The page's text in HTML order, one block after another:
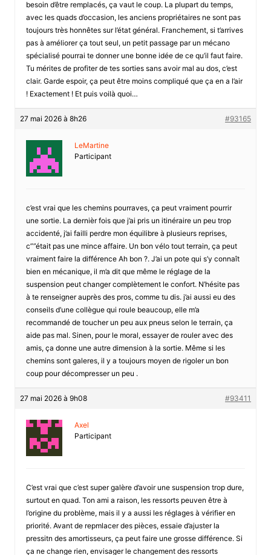
besoin d’être remplacés, ça vaut le coup. La plupart du temps,
avec les quads d’occasion, les anciens propriétaires ne sont pas
toujours très honnêtes sur l’état général. Franchement, si t’arrives
pas à améliorer ça tout seul, un petit passage par un mécano
spécialisé pourrai te donner une bonne idée de ce qu’il faut faire.
Tu mérites de profiter de tes sorties sans avoir mal au dos, c’est
clair. Garde espoir, ça peut être moins compliqué que ça en a l’air
! Exactement ! Et puis voilà quoi…
27 mai 2026 à 8h26 #93165
LeMartine
Participant
c’est vrai que les chemins pourraves, ça peut vraiment pourrir
une sortie. La dernièr fois que j’ai pris un itinéraire un peu trop
accidenté, j’ai failli perdre mon équilibre à plusieurs reprises,
c””était pas une mince affaire. Un bon vélo tout terrain, ça peut
vraiment faire la différence Ah bon ?. J’ai un pote qui s’y connaît
bien en mécanique, il m’a dit que même le réglage de la
suspension peut changer complètement le confort. N’hésite pas
à te renseigner auprès des pros, comme tu dis. j’ai aussi eu des
conseils d’une collègue qui roule beaucoup, elle m’a
recommandé de toucher un peu aux pneus selon le terrain, ça
aide pas mal. Sinen, pour le moral, essayer de rouler avec des
amis, ça donne une autre dimension à la sortie. Même si les
chemins sont galeres, il y a toujours moyen de rigoler un bon
coup pour décompresser un peu .
27 mai 2026 à 9h08 #93411
Axel
Participant
C’est vrai que c’est super galère d’avoir une suspension trop dure,
surtout en quad. Ton ami a raison, les ressorts peuven être à
l’origine du problème, mais il y a aussi les réglages à vérifier en
priorité. Avant de repmlacer des pièces, essaie d’ajuster la
pressitn des amortisseurs, ça peut faire une grosse différence. Si
ça ne change rien, envisager le changement des ressorts